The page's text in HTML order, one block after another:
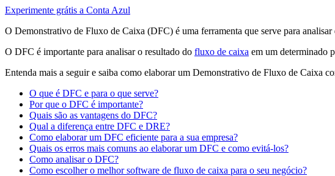
Experimente grátis a Conta Azul
O Demonstrativo de Fluxo de Caixa (DFC) é uma ferramenta que serve para
O DFC é importante para analisar o resultado do fluxo de caixa em um determinado
Entenda mais a seguir e saiba como elaborar um Demonstrativo de Fluxo de Caixa
O que é DFC e para o que serve?
Por que o DFC é importante?
Quais são as vantagens do DFC?
Qual a diferença entre DFC e DRE?
Como elaborar um DFC eficiente para a sua empresa?
Quais os erros mais comuns ao elaborar um DFC e como evitá-los?
Como analisar o DFC?
Como escolher o melhor software de fluxo de caixa para o seu negócio?